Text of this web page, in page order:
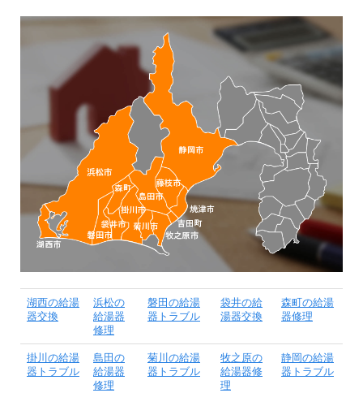
湖西の給湯
器交換
浜松の
給湯器
修理
磐田の給湯
器トラブル
袋井の給
湯器交換
森町の給湯
器修理
掛川の給湯
器トラブル
島田の
給湯器
修理
菊川の給湯
器トラブル
牧之原の
給湯器修
理
静岡の給湯
器トラブル